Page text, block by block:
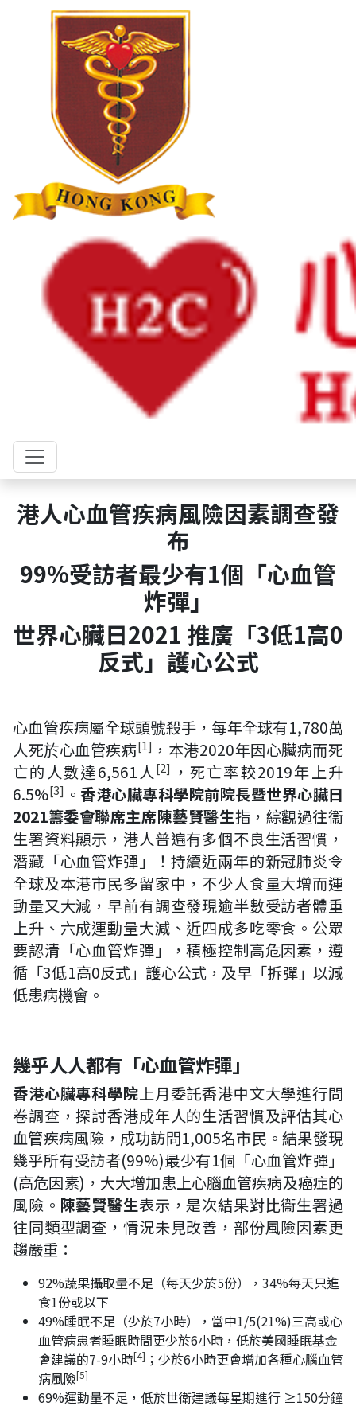
世界心臟日
2025 2024 2023
2018
世界心臟日
2026
世界心臟日2021「港人心血管疾病風險因素」調查發布會
世界心臟日2021「港人心血管疾病風
險因素」調查發布會
日期: 2021年10月26日
港人心血管疾病風險因素調查發
布
99%受訪者最少有1個「心血管
炸彈」
世界心臟日2021 推廣「3低1高0
反式」護心公式
心血管疾病屬全球頭號殺手，每年全球有1,780萬
人死於心血管疾病[1] ，本港2020年因心臟病而死
亡的人數達6,561人[2] ，死亡率較2019年上升
6.5%[3] 。 香港心臟專科學院前院長暨世界心臟日
2021籌委會聯席主席陳藝賢醫生指，綜觀過往衞
生署資料顯示，港人普遍有多個不良生活習慣，
潛藏「心血管炸彈」！持續近兩年的新冠肺炎令
全球及本港市民多留家中，不少人食量大增而運
動量又大減，早前有調查發現逾半數受訪者體重
上升、六成運動量大減、近四成多吃零食。公眾
要認清「心血管炸彈」，積極控制高危因素，遵
循「3低1高0反式」護心公式，及早「拆彈」以減
低患病機會。
幾乎人人都有 「心血管炸彈」
香港心臟專科學院上月委託香港中文大學進行問
卷調查，探討香港成年人的生活習慣及評估其心
血管疾病風險，成功訪問1,005名市民。結果發現
幾乎所有受訪者(99%)最少有1個「心血管炸彈」
(高危因素)，大大增加患上心腦血管疾病及癌症的
風險。 陳藝賢醫生表示，是次結果對比衞生署過
往同類型調查，情況未見改善，部份風險因素更
趨嚴重：
92%蔬果攝取量不足（每天少於5份），34%每天只進
食1份或以下
49%睡眠不足（少於7小時），當中1/5(21%)三高或心
血管病患者睡眠時間更少於6小時，低於美國睡眠基金
會建議的7-9小時[4] ；少於6小時更會增加各種心腦血管
病風險[5]
69%運動量不足，低於世衛建議每星期進行 ≥150分鐘